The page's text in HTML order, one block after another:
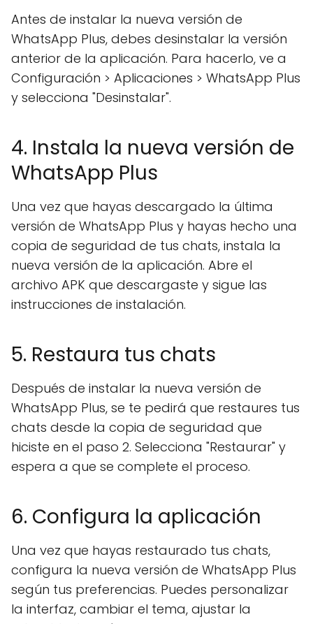
Antes de instalar la nueva versión de
WhatsApp Plus, debes desinstalar la versión
anterior de la aplicación. Para hacerlo, ve a
Configuración > Aplicaciones > WhatsApp Plus
y selecciona "Desinstalar".
4. Instala la nueva versión de
WhatsApp Plus
Una vez que hayas descargado la última
versión de WhatsApp Plus y hayas hecho una
copia de seguridad de tus chats, instala la
nueva versión de la aplicación. Abre el
archivo APK que descargaste y sigue las
instrucciones de instalación.
5. Restaura tus chats
Después de instalar la nueva versión de
WhatsApp Plus, se te pedirá que restaures tus
chats desde la copia de seguridad que
hiciste en el paso 2. Selecciona "Restaurar" y
espera a que se complete el proceso.
6. Configura la aplicación
Una vez que hayas restaurado tus chats,
configura la nueva versión de WhatsApp Plus
según tus preferencias. Puedes personalizar
la interfaz, cambiar el tema, ajustar la